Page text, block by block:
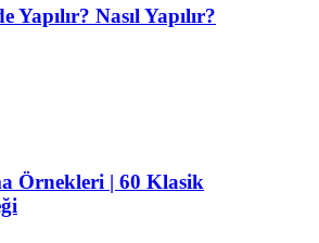
Yapılır? Nasıl Yapılır?
Örnekleri | 60 Klasik